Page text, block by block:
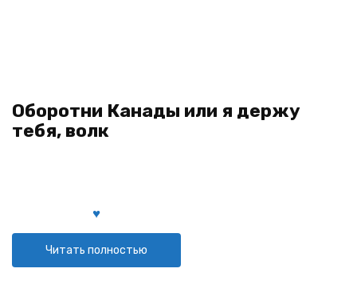
Оборотни Канады или я держу
тебя, волк
Читать полностью